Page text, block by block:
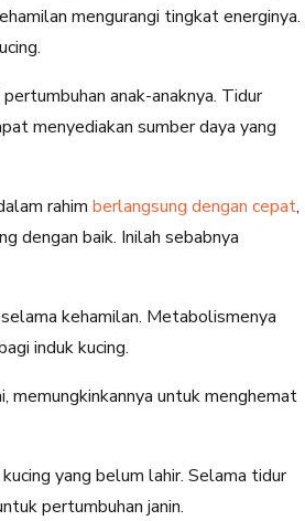
mengurangi tingkat energinya.
anak-anaknya. Tidur
menyediakan sumber daya yang
rahim berlangsung dengan cepat,
dengan baik. Inilah sebabnya
kehamilan. Metabolismenya
induk kucing.
memungkinkannya untuk menghemat
yang belum lahir. Selama tidur
pertumbuhan janin.